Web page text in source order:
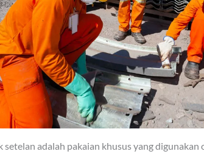
setelan adalah pakaian khusus yang digunakan